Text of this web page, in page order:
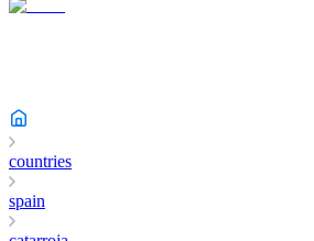
countries
spain